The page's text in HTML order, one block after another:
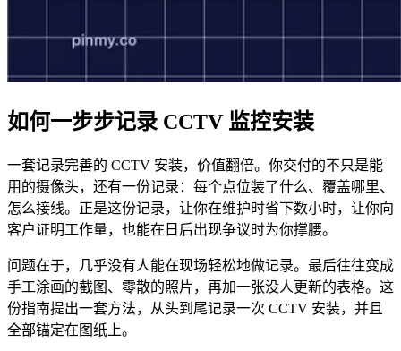
如何一步步记录 CCTV 监控安装
一套记录完善的 CCTV 安装，价值翻倍。你交付的不只是能
用的摄像头，还有一份记录：每个点位装了什么、覆盖哪里、
怎么接线。正是这份记录，让你在维护时省下数小时，让你向
客户证明工作量，也能在日后出现争议时为你撑腰。
问题在于，几乎没有人能在现场轻松地做记录。最后往往变成
手工涂画的截图、零散的照片，再加一张没人更新的表格。这
份指南提出一套方法，从头到尾记录一次 CCTV 安装，并且
全部锚定在图纸上。